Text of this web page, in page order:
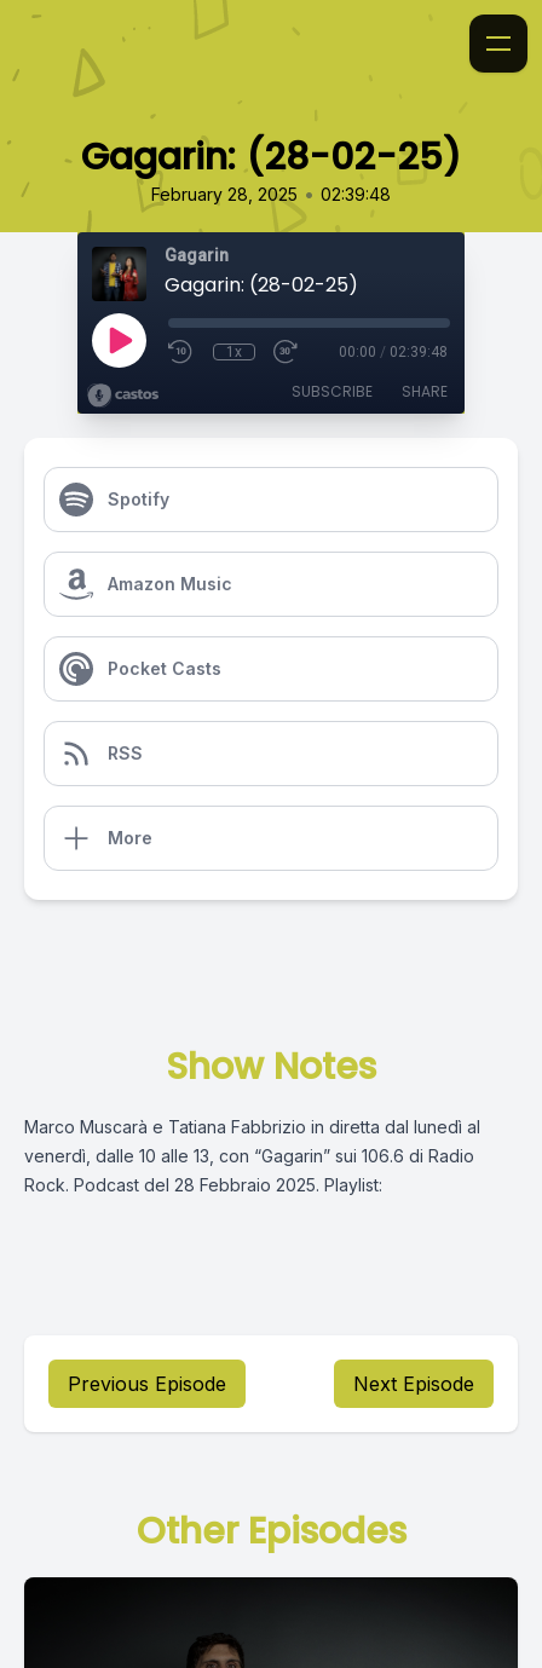
Gagarin: (28-02-25)
February 28, 2025 • 02:39:48
Gagarin
Gagarin: (28-02-25)
1x 00:00 / 02:39:48
SUBSCRIBE SHARE
Spotify
Amazon Music
Pocket Casts
RSS
More
Show Notes
Marco Muscarà e Tatiana Fabbrizio in diretta dal lunedì al
venerdì, dalle 10 alle 13, con “Gagarin” sui 106.6 di Radio
Rock. Podcast del 28 Febbraio 2025. Playlist:
Previous Episode Next Episode
Other Episodes